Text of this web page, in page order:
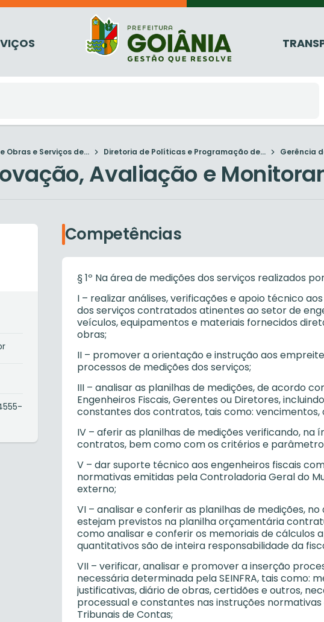
Obras e Serviços de... Diretoria de Políticas e Programação de... Gerência
Avaliação e
Competências
§ 1º Na área de medições dos serviços realizados
I – realizar análises, verificações e apoio técnico
dos serviços contratados atinentes ao setor de
veículos, equipamentos e materiais fornecidos
obras;
II – promover a orientação e instrução aos
processos de medições dos serviços;
III – analisar as planilhas de medições, de acordo
Engenheiros Fiscais, Gerentes ou Diretores,
constantes dos contratos, tais como: vencimentos,
IV – aferir as planilhas de medições verificando, na
contratos, bem como com os critérios e
V – dar suporte técnico aos engenheiros fiscais
normativas emitidas pela Controladoria Geral do
externo;
VI – analisar e conferir as planilhas de medições,
estejam previstos na planilha orçamentária
como analisar e conferir os memoriais de cálculos
quantitativos são de inteira responsabilidade da
VII – verificar, analisar e promover a inserção
necessária determinada pela SEINFRA, tais como:
justificativas, diário de obras, certidões e outros,
processual e constantes nas instruções
Tribunais de Contas;